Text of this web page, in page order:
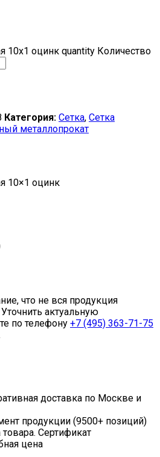
10x1 оцинк quantity Количество
Категория: Сетка, Сетка
металлопрокат
10×1 оцинк
что не вся продукция
актуальную
по телефону +7 (495) 363-71-75
доставка по Москве и
продукции (9500+ позиций)
товара. Сертификат
цена